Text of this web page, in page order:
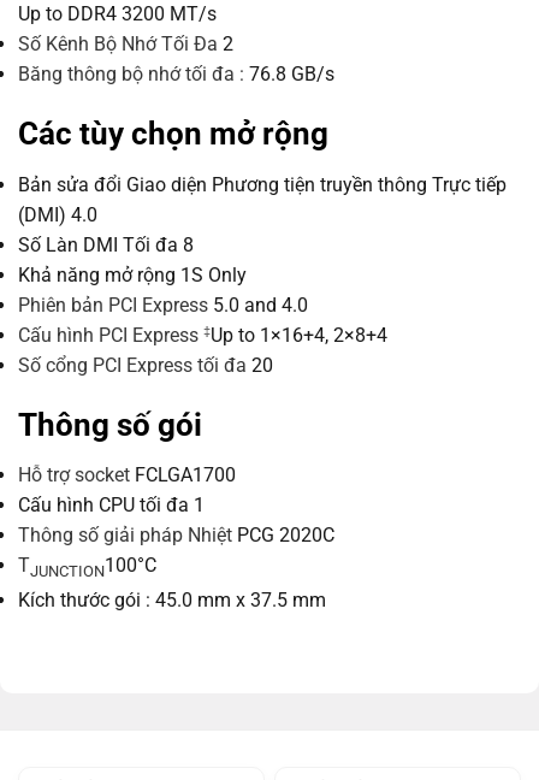
Up to DDR4 3200 MT/s
Số Kênh Bộ Nhớ Tối Đa 2
Băng thông bộ nhớ tối đa : 76.8 GB/s
Các tùy chọn mở rộng
Bản sửa đổi Giao diện Phương tiện truyền thông Trực tiếp
(DMI) 4.0
Số Làn DMI Tối đa 8
Khả năng mở rộng 1S Only
Phiên bản PCI Express 5.0 and 4.0
Cấu hình PCI Express ‡Up to 1×16+4, 2×8+4
Số cổng PCI Express tối đa 20
Thông số gói
Hỗ trợ socket FCLGA1700
Cấu hình CPU tối đa 1
Thông số giải pháp Nhiệt PCG 2020C
TJUNCTION100°C
Kích thước gói : 45.0 mm x 37.5 mm